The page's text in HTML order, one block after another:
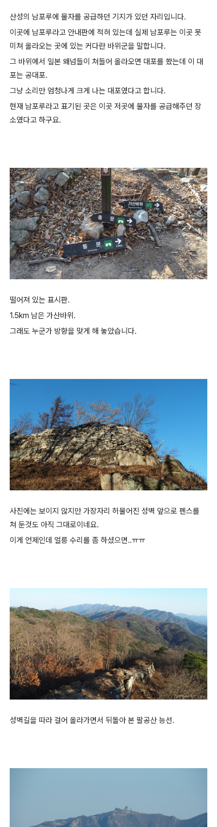
산성의 남포루에 물자를 공급하던 기지가 있던 자리입니다.
이곳에 남포루라고 안내판에 적혀 있는데 실제 남포루는 이곳 못
미쳐 올라오는 곳에 있는 커다란 바위군을 말합니다.
그 바위에서 일본 왜넘들이 쳐들어 올라오면 대포를 쐈는데 이 대
포는 공대포.
그냥 소리만 엄청나게 크게 나는 대포였다고 합니다.
현재 남포루라고 표기된 곳은 이곳 저곳에 물자를 공급해주던 장
소였다고 하구요.
떨어져 있는 표시판.
1.5km 남은 가산바위.
그래도 누군가 방향을 맞게 해 놓았습니다.
사진에는 보이지 않지만 가장자리 허물어진 성벽 앞으로 펜스를
쳐 둔것도 아직 그대로이네요.
이게 언제인데 얼릉 수리를 좀 하셨으면..ㅠㅠ
성벽길을 따라 걸어 올라가면서 뒤돌아 본 팔공산 능선.